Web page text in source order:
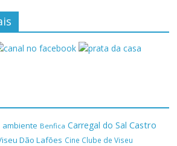
ambiente Benfica Carregal do Sal Castro
Dão Lafões Cine Clube de Viseu